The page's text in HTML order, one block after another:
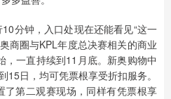
分钟，入口处现在还能看见“这一
商圈与KPL年度总决赛相关的商业
一直持续到11月底。新奥购物中
日，均可凭票根享受折扣服务。
第二观赛现场，同样有凭票根享